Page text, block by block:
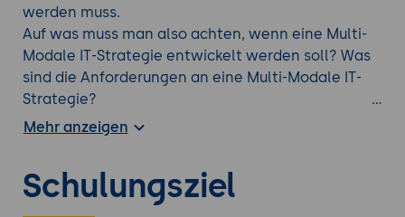
werden muss.
Auf was muss man also achten, wenn eine Multi-
Modale IT-Strategie entwickelt werden soll? Was
sind die Anforderungen an eine Multi-Modale IT-
Strategie?
fortschreitender Digitalisierung wird dies jedoch
zunehmend in Frage gestellt. Eine moderne IT-
Mehr anzeigen
Schulungsziel